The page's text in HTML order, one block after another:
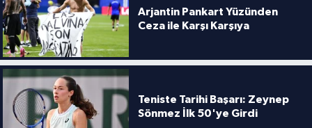
Arjantin Pankart Yüzünden
Ceza ile Karşı Karşıya
Teniste Tarihi Başarı: Zeynep
Sönmez İlk 50'ye Girdi